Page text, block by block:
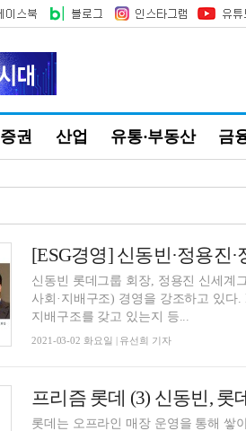
증권 산업 유통·부동산 금
[ESG경영] 신동빈·정용진·
신동빈 롯데그룹 회장, 정용진 신세계
사회·지배구조) 경영을 강조하고 있다
지배구조를 갖고 있는지 등...
2021-03-02 화요일 | 유선희 기자
프리즘 롯데 (3) 신동빈, 롯
롯데는 오프라인 매장 운영을 통해 쌓